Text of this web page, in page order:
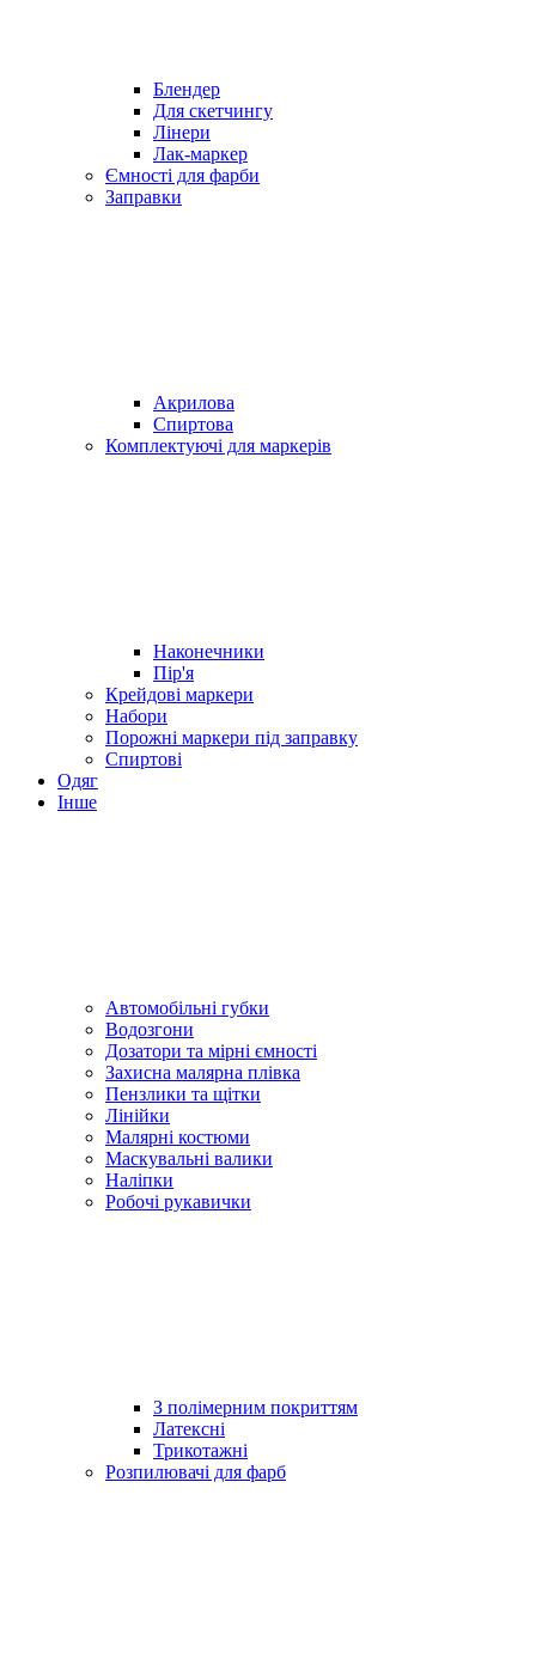
Блендер
Для скетчингу
Лінери
Лак-маркер
Ємності для фарби
Заправки
Акрилова
Спиртова
Комплектуючі для маркерів
Наконечники
Пір'я
Крейдові маркери
Набори
Порожні маркери під заправку
Спиртові
Одяг
Інше
Автомобільні губки
Водозгони
Дозатори та мірні ємності
Захисна малярна плівка
Пензлики та щітки
Лінійки
Малярні костюми
Маскувальні валики
Наліпки
Робочі рукавички
З полімерним покриттям
Латексні
Трикотажні
Розпилювачі для фарб